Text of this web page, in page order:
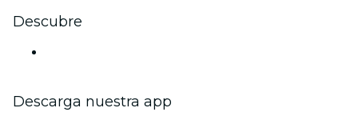
Descubre
Descarga nuestra app